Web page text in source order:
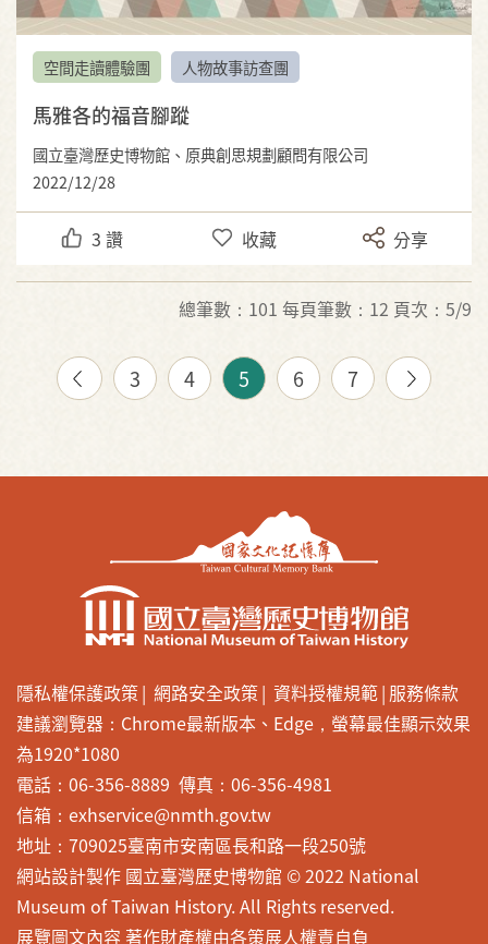
空間走讀體驗團 人物故事訪查團
馬雅各的福音腳蹤
國立臺灣歷史博物館、原典創思規劃顧問有限公司
2022/12/28
3 讚 收藏 分享
總筆數：101 每頁筆數：12 頁次：5/9
3 4 5 6 7
隱私權保護政策 網路安全政策 資料授權規範 服務條款
建議瀏覽器：Chrome最新版本、Edge，螢幕最佳顯示效果
為1920*1080
電話：06-356-8889 傳真：06-356-4981
信箱：exhservice@nmth.gov.tw
地址：709025臺南市安南區長和路一段250號
網站設計製作 國立臺灣歷史博物館 © 2022 National
Museum of Taiwan History. All Rights reserved.
展覽圖文內容 著作財產權由各策展人權責自負